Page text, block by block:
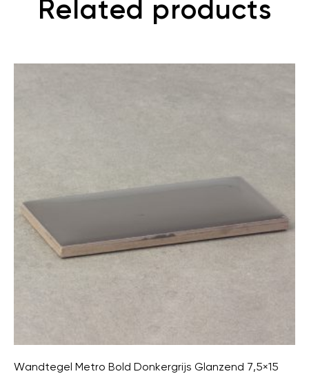
Related products
Wandtegel Metro Bold Donkergrijs Glanzend 7,5×15